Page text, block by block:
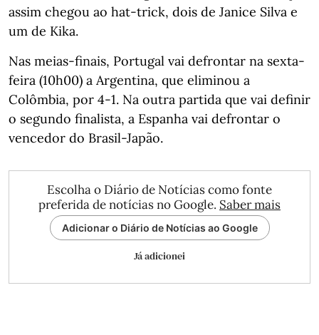
assim chegou ao hat-trick, dois de Janice Silva e
um de Kika.
Nas meias-finais, Portugal vai defrontar na sexta-
feira (10h00) a Argentina, que eliminou a
Colômbia, por 4-1. Na outra partida que vai definir
o segundo finalista, a Espanha vai defrontar o
vencedor do Brasil-Japão.
Escolha o Diário de Notícias como fonte
preferida de notícias no Google. Saber mais
Adicionar o Diário de Notícias ao Google
Já adicionei